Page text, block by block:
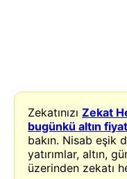
ZekatınızıZekat
bugünkü altın
bakın. Nisab eşik
yatırımlar, altın,
üzerinden zekatı